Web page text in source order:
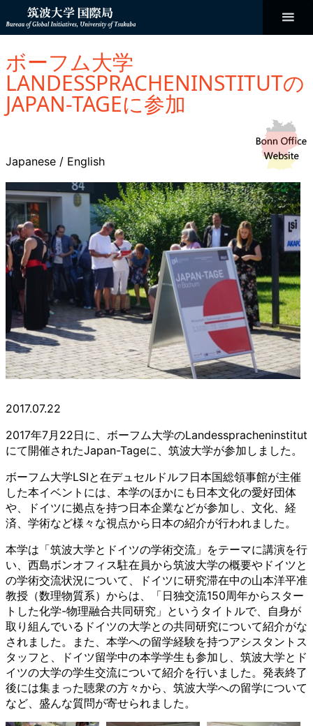
テ
ン
ス
キ
プ
Bureau of
Global
Initiatives
ボーフム大学
LANDESSPRACHENINSTITUTの
JAPAN-TAGEに参加
Japanese / English
2017.07.22
2017年7月22日に、ボーフム大学のLandesspracheninstitut
にて開催されたJapan-Tageに、筑波大学が参加しました。
ボーフム大学LSIと在デュセルドルフ日本国総領事館が主催
した本イベントには、本学のほかにも日本文化の愛好団体
や、ドイツに拠点を持つ日本企業などが参加し、文化、経
済、学術など様々な視点から日本の紹介が行われました。
本学は「筑波大学とドイツの学術交流」をテーマに講演を行
い、西島ボンオフィス駐在員から筑波大学の概要やドイツと
の学術交流状況について、ドイツに研究滞在中の山本洋平准
教授（数理物質系）からは、「日独交流150周年からスター
トした化学-物理融合共同研究」というタイトルで、自身が
取り組んでいるドイツの大学との共同研究について紹介がな
されました。また、本学への留学経験を持つアシスタントス
タッフと、ドイツ留学中の本学学生も参加し、筑波大学とド
イツの大学の学生交流について紹介を行いました。発表終了
後には集まった聴衆の方々から、筑波大学への留学について
など、盛んな質問が寄せられました。